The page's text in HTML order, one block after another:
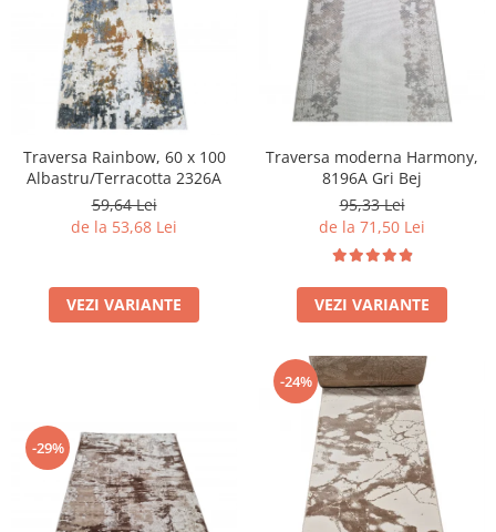
Traversa Rainbow, 60 x 100
Albastru/Terracotta 2326A
59,64 Lei
de la 53,68 Lei
VEZI VARIANTE
Traversa moderna Harmony,
8196A Gri Bej
95,33 Lei
de la 71,50 Lei
VEZI VARIANTE
-29%
-24%